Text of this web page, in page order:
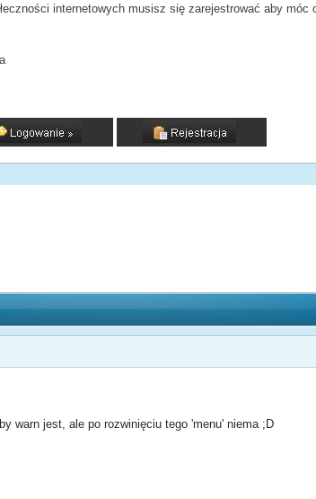
internetowych musisz się zarejestrować aby
warn jest, ale po rozwinięciu tego 'menu' niema ;D